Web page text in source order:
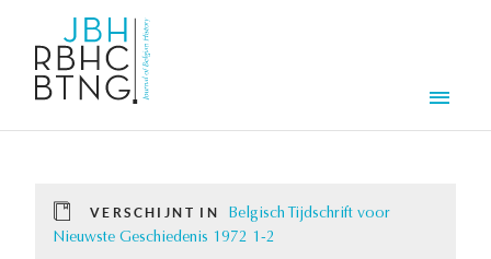
VERSCHIJNT IN
Belgisch Tijdschrift voor
Nieuwste Geschiedenis 1972 1-2